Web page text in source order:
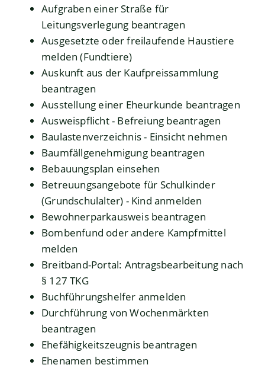
Aufgraben einer Straße für
Leitungsverlegung beantragen
Ausgesetzte oder freilaufende Haustiere
melden (Fundtiere)
Auskunft aus der Kaufpreissammlung
beantragen
Ausstellung einer Eheurkunde beantragen
Ausweispflicht - Befreiung beantragen
Baulastenverzeichnis - Einsicht nehmen
Baumfällgenehmigung beantragen
Bebauungsplan einsehen
Betreuungsangebote für Schulkinder
(Grundschulalter) - Kind anmelden
Bewohnerparkausweis beantragen
Bombenfund oder andere Kampfmittel
melden
Breitband-Portal: Antragsbearbeitung nach
§ 127 TKG
Buchführungshelfer anmelden
Durchführung von Wochenmärkten
beantragen
Ehefähigkeitszeugnis beantragen
Ehenamen bestimmen